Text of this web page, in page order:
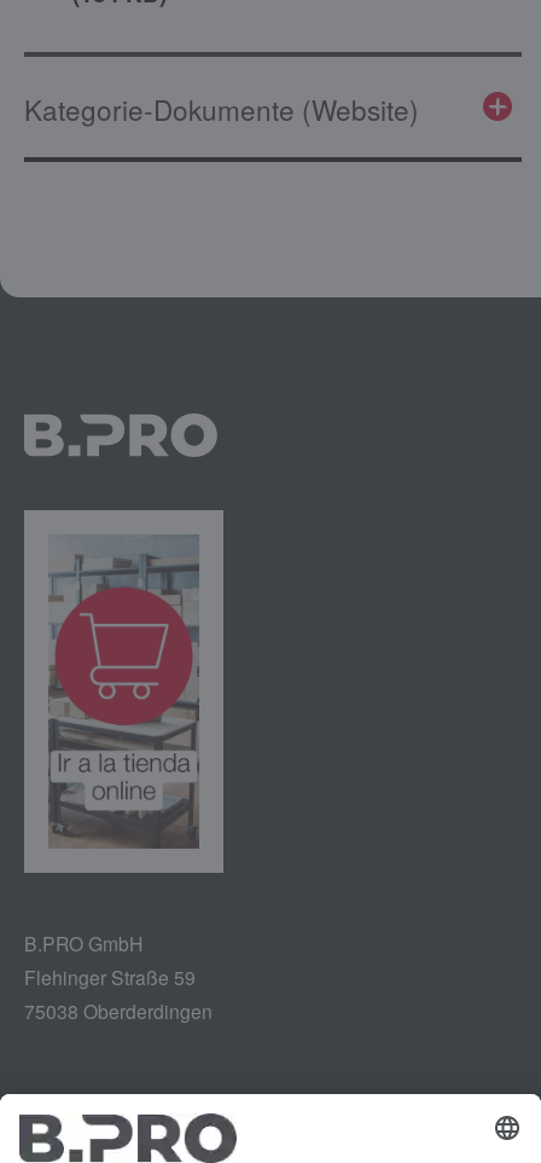
Kategorie-Dokumente (Website)
B.PRO GmbH
Flehinger Straße 59
75038 Oberderdingen